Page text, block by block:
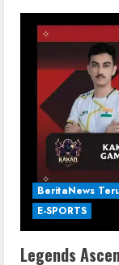
BeritaNews
E-SPORTS
Legends